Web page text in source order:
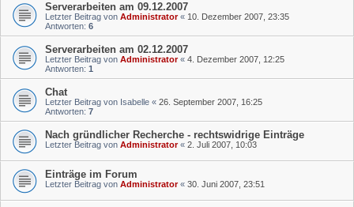
Serverarbeiten am 09.12.2007
Letzter Beitrag von Administrator« 10. Dezember 2007, 23:35
Antworten: 6
Serverarbeiten am 02.12.2007
Letzter Beitrag von Administrator« 4. Dezember 2007, 12:25
Antworten: 1
Chat
Letzter Beitrag von Isabelle « 26. September 2007, 16:25
Antworten: 7
Nach gründlicher Recherche - rechtswidrige Einträge
Letzter Beitrag von Administrator« 2. Juli 2007, 10:03
Einträge im Forum
Letzter Beitrag von Administrator« 30. Juni 2007, 23:51